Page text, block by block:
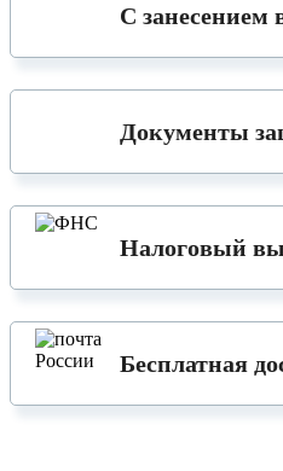
С
Документы
Налоговый
Бесплатная